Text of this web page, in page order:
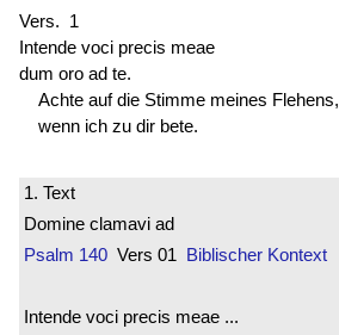
Vers. 1
Intende voci precis meae
dum oro ad te.
Achte auf die Stimme meines Flehens,
wenn ich zu dir bete.
1. Text
Domine clamavi ad
Psalm 140 Vers 01 Biblischer Kontext
Intende voci precis meae ...